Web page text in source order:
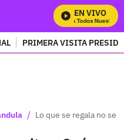
EN VIVO
Mira Todos Nuestros
PRIMERA VISITA
/ Lo que se regala no se